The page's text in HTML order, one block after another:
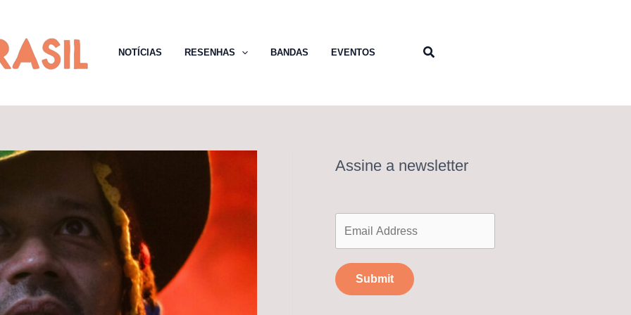
NOTÍCIAS RESENHAS BANDAS EVENTOS Pesquisar
Assine a newsletter
Submit